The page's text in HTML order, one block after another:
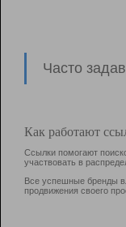
Часто
Как работают
Ссылки помогают
участвовать в
Все успешные бренды
продвижения своего